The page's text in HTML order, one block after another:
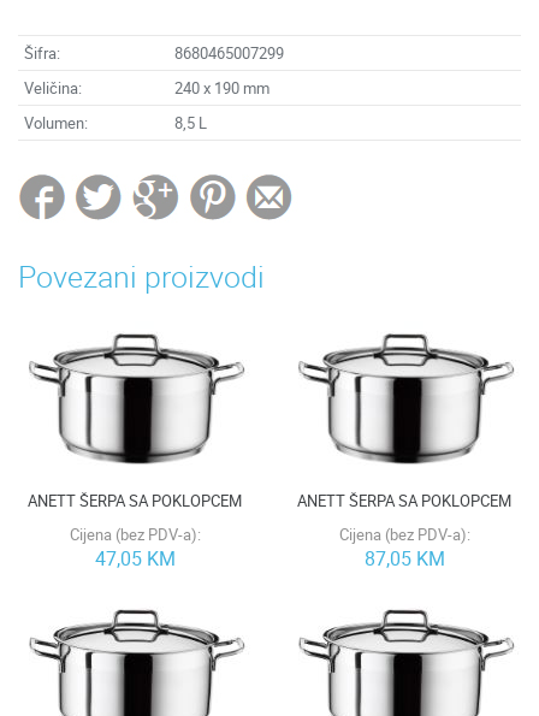
Šifra:
8680465007299
Veličina:
240 x 190 mm
Volumen:
8,5 L
Povezani proizvodi
ANETT ŠERPA SA POKLOPCEM
Cijena (bez PDV-a):
47,05 KM
ANETT ŠERPA SA POKLOPCEM
Cijena (bez PDV-a):
87,05 KM